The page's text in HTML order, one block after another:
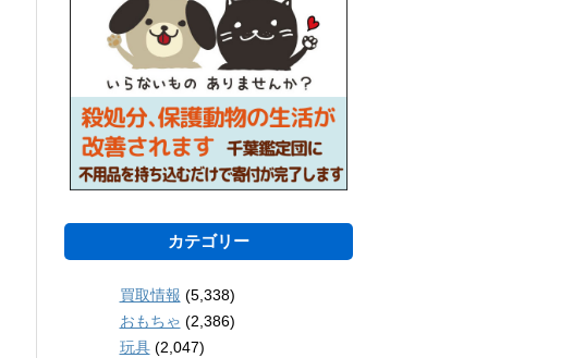
カテゴリー
買取情報 (5,338)
おもちゃ (2,386)
玩具(2,047)